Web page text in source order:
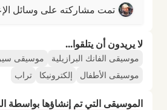
تمت مشاركته على وسائل
لا يريدون أن يتلقوا...
موسيقى الفانك البرازيلية
موسيقى
موسيقى الأطفال
إلكترونيكا تراب
الموسيقى التي تم إنشاؤها بواسطة